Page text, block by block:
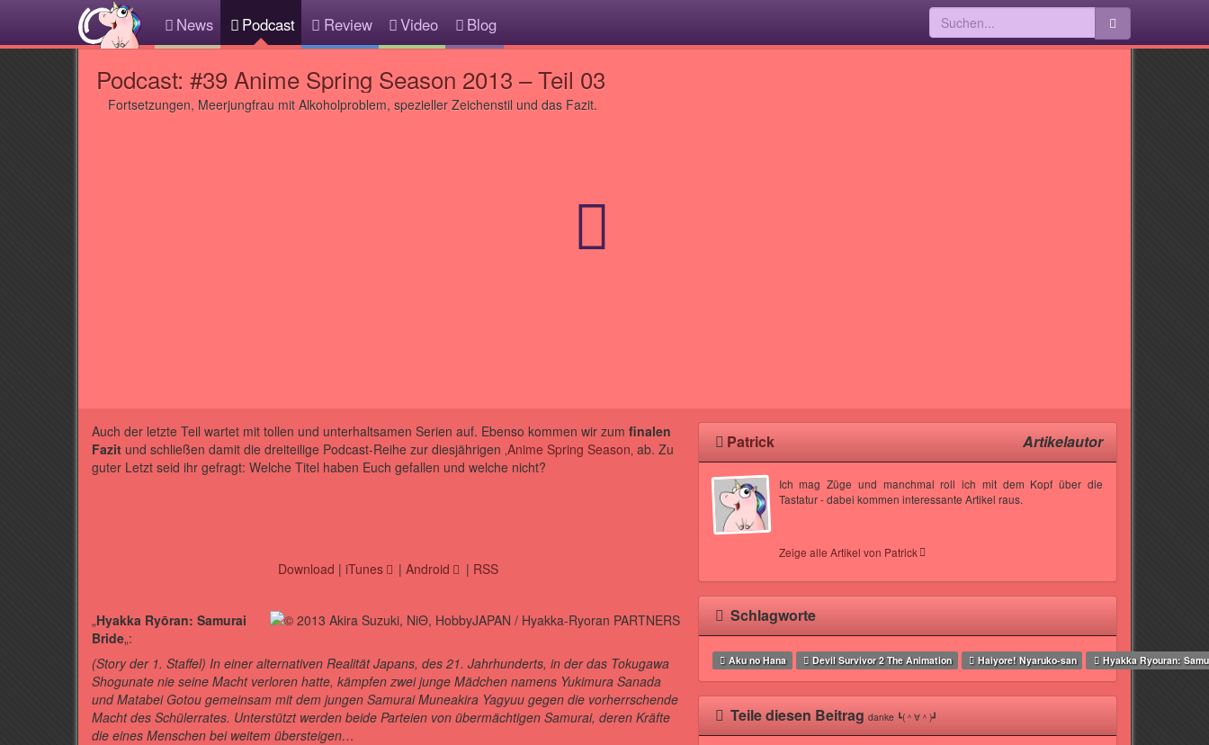
News Podcast Review Video Blog
Podcast: #39 Anime Spring Season 2013 – Teil 03
Fortsetzungen, Meerjungfrau mit Alkoholproblem, spezieller Zeichenstil und das Fazit.
Auch der letzte Teil wartet mit tollen und unterhaltsamen Serien auf. Ebenso kommen wir zum finalen
Fazit und schließen damit die dreiteilige Podcast-Reihe zur diesjährigen ‚Anime Spring Season‚ ab. Zu
guter Letzt seid ihr gefragt: Welche Titel haben Euch gefallen und welche nicht?
Download | iTunes |Android | RSS
„Hyakka Ryōran: Samurai
Bride„:
(Story der 1. Staffel) In einer alternativen Realität Japans, des 21. Jahrhunderts, in der das Tokugawa
Shogunate nie seine Macht verloren hatte, kämpfen zwei junge Mädchen namens Yukimura Sanada
und Matabei Gotou gemeinsam mit dem jungen Samurai Muneakira Yagyuu gegen die vorherrschende
Macht des Schülerrates. Unterstützt werden beide Parteien von übermächtigen Samurai, deren Kräfte
die eines Menschen bei weitem übersteigen…
Patrick Artikelautor
Ich mag Züge und manchmal roll ich mit dem Kopf über die
Tastatur - dabei kommen interessante Artikel raus.
Zeige alle Artikel von Patrick
Schlagworte
Aku no Hana Devil Survivor 2 The Animation Haiyore! Nyaruko-san Hyakka Ryouran:
Teile diesen Beitragdanke ┗(＾∀＾)┛